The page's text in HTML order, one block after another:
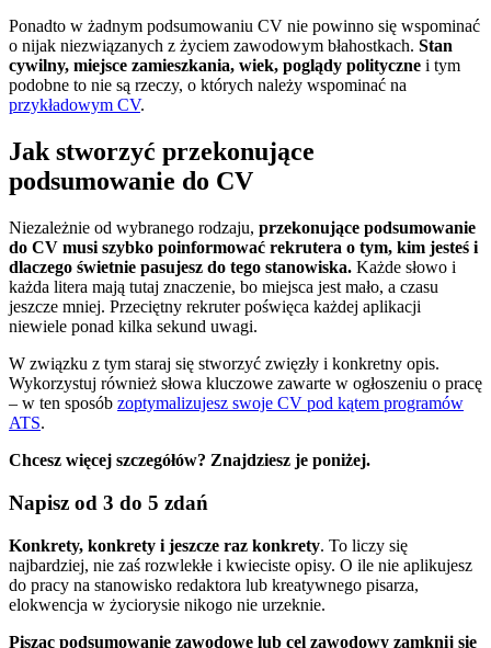
Ponadto w żadnym podsumowaniu CV nie powinno się wspominać
o nijak niezwiązanych z życiem zawodowym błahostkach. Stan
cywilny, miejsce zamieszkania, wiek, poglądy polityczne i tym
podobne to nie są rzeczy, o których należy wspominać na
przykładowym CV.
Jak stworzyć przekonujące
podsumowanie do CV
Niezależnie od wybranego rodzaju, przekonujące podsumowanie
do CV musi szybko poinformować rekrutera o tym, kim jesteś i
dlaczego świetnie pasujesz do tego stanowiska. Każde słowo i
każda litera mają tutaj znaczenie, bo miejsca jest mało, a czasu
jeszcze mniej. Przeciętny rekruter poświęca każdej aplikacji
niewiele ponad kilka sekund uwagi.
W związku z tym staraj się stworzyć zwięzły i konkretny opis.
Wykorzystuj również słowa kluczowe zawarte w ogłoszeniu o pracę
– w ten sposób zoptymalizujesz swoje CV pod kątem programów
ATS.
Chcesz więcej szczegółów? Znajdziesz je poniżej.
Napisz od 3 do 5 zdań
Konkrety, konkrety i jeszcze raz konkrety. To liczy się
najbardziej, nie zaś rozwlekłe i kwieciste opisy. O ile nie aplikujesz
do pracy na stanowisko redaktora lub kreatywnego pisarza,
elokwencja w życiorysie nikogo nie urzeknie.
Pisząc podsumowanie zawodowe lub cel zawodowy zamknij się